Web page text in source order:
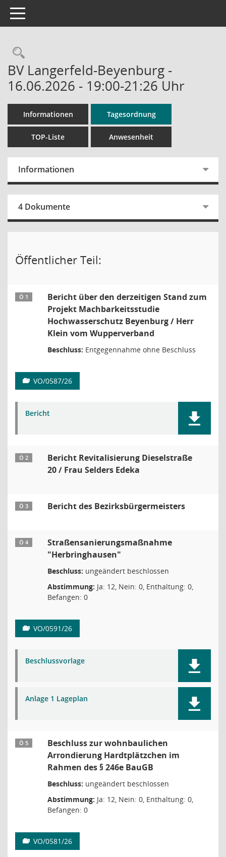
Toggle navigation
Rechercheauswahl
BV Langerfeld-Beyenburg -
16.06.2026 - 19:00-21:26 Uhr
Informationen Tagesordnung
TOP-Liste Anwesenheit
Informationen
4 Dokumente
Öffentlicher Teil:
Ö 1
Bericht über den derzeitigen Stand zum
Projekt Machbarkeitsstudie
Hochwasserschutz Beyenburg / Herr
Klein vom Wupperverband
Beschluss: Entgegennahme ohne Beschluss
VO/0587/26
Bericht
Ö 2
Bericht Revitalisierung Dieselstraße
20 / Frau Selders Edeka
Ö 3 Bericht des Bezirksbürgermeisters
Ö 4
Straßensanierungsmaßnahme
"Herbringhausen"
Beschluss: ungeändert beschlossen
Abstimmung: Ja: 12, Nein: 0, Enthaltung: 0,
Befangen: 0
VO/0591/26
Beschlussvorlage
Anlage 1 Lageplan
Ö 5
Beschluss zur wohnbaulichen
Arrondierung Hardtplätzchen im
Rahmen des § 246e BauGB
Beschluss: ungeändert beschlossen
Abstimmung: Ja: 12, Nein: 0, Enthaltung: 0,
Befangen: 0
VO/0581/26